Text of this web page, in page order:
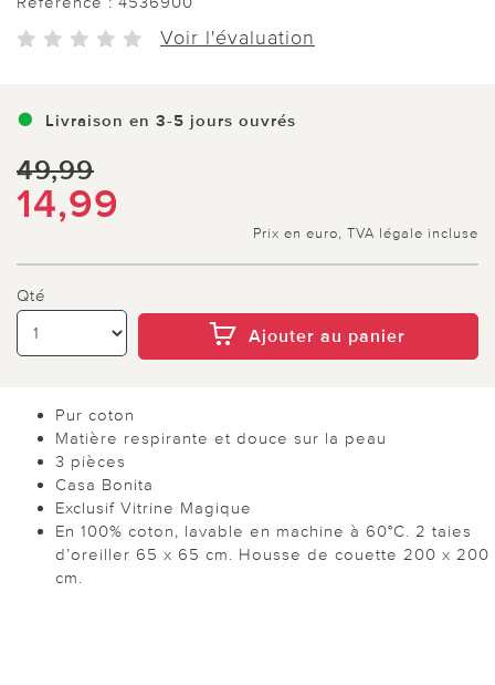
Voir l'évaluation
Livraison en 3-5 jours ouvrés
49,99
14,99
Prix en euro, TVA légale incluse
Qté
Ajouter au panier
Pur coton
Matière respirante et douce sur la peau
3 pièces
Casa Bonita
Exclusif Vitrine Magique
En 100% coton, lavable en machine à 60°C. 2 taies
d’oreiller 65 x 65 cm. Housse de couette 200 x 200
cm.